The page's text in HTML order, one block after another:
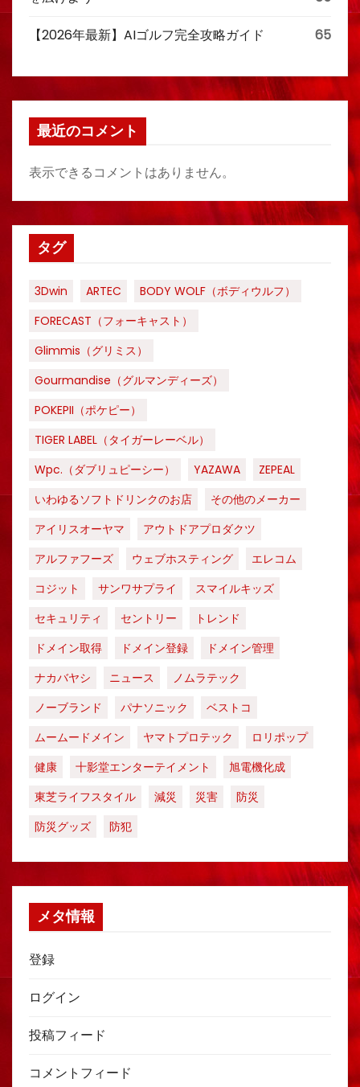
【2026年最新】AIゴルフ完全攻略ガイド 65
最近のコメント
表示できるコメントはありません。
タグ
3Dwin ARTEC
BODY WOLF（ボディウルフ）
FORECAST（フォーキャスト）
Glimmis（グリミス）
Gourmandise（グルマンディーズ）
POKEPII（ポケピー）
TIGER LABEL（タイガーレーベル）
Wpc.（ダブリュピーシー）
YAZAWA
ZEPEAL
いわゆるソフトドリンクのお店
その他のメーカー
アイリスオーヤマ
アウトドアプロダクツ
アルファフーズ
ウェブホスティング
エレコム
コジット
サンワサプライ
スマイルキッズ
セキュリティ
セントリー
トレンド
ドメイン取得
ドメイン登録
ドメイン管理
ナカバヤシ
ニュース
ノムラテック
ノーブランド
パナソニック
ベストコ
ムームードメイン
ヤマトプロテック
ロリポップ
健康
十影堂エンターテイメント
旭電機化成
東芝ライフスタイル
減災 災害
防災
防災グッズ
防犯
メタ情報
登録
ログイン
投稿フィード
コメントフィード